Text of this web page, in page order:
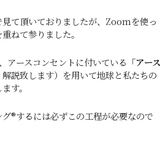
て頂いておりましたが、Zoomを使っ
ねて参りました。
アースコンセントに付いている 「アース
解説致します）を用いて地球と私たちの
す。
®︎するには必ずこの工程が必要なので